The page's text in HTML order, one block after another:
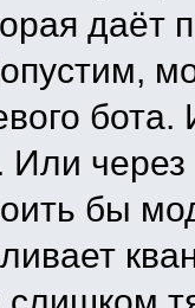
даёт
Или
бы